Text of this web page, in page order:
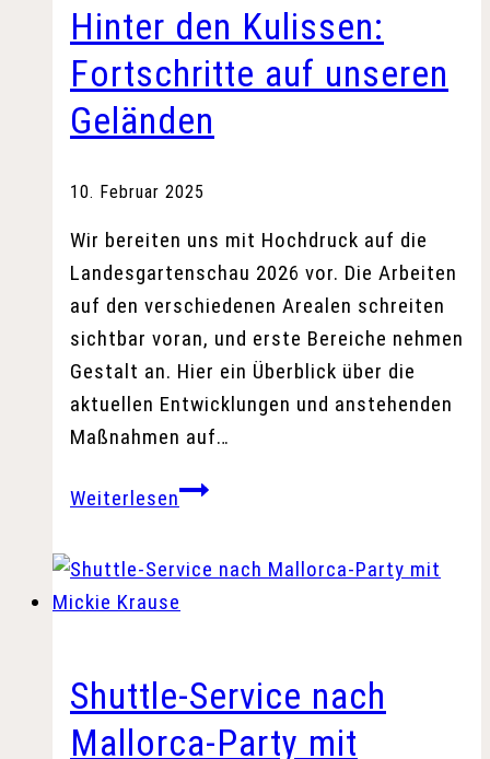
LGS-
Blickfang
2026
Hinter den Kulissen:
Fortschritte auf unseren
Geländen
10. Februar 2025
Wir bereiten uns mit Hochdruck auf die
Landesgartenschau 2026 vor. Die Arbeiten
auf den verschiedenen Arealen schreiten
sichtbar voran, und erste Bereiche nehmen
Gestalt an. Hier ein Überblick über die
aktuellen Entwicklungen und anstehenden
Maßnahmen auf…
WeiterlesenHinter
Kulissen:
Geländen
Shuttle-Service nach
Mallorca-Party mit